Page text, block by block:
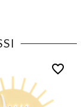
favorite_border